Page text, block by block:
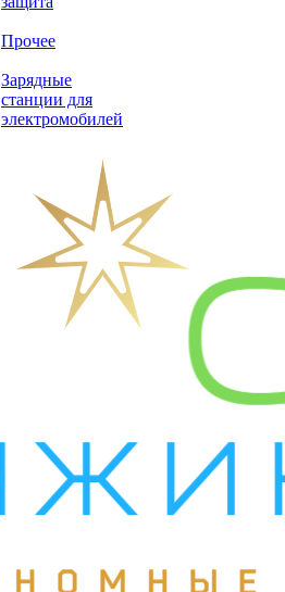
Прочее
Зарядные
станции для
электромобилей